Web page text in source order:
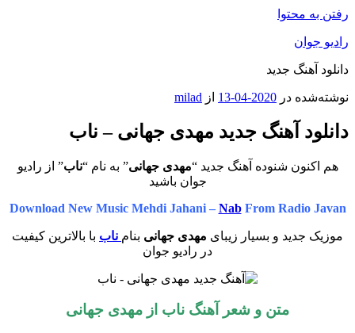
رفتن به محتوا
رادیو جوان
دانلود آهنگ جدید
نوشته‌شده در 2020-04-13 از milad
دانلود آهنگ جدید مهدی جهانی – ناب
هم اکنون شنوده آهنگ جدید “مهدی جهانی” به نام “ناب” از رادیو
جوان باشید
Download New Music Mehdi Jahani – NabFrom Radio Javan
موزیک جدید و بسیار زیبای مهدی جهانی بنام ناب با بالاترین کیفیت
در رادیو جوان
متن و شعر آهنگ ناب از مهدی جهانی